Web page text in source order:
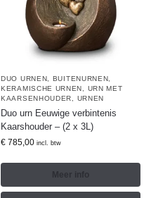
DUO URNEN BUITENURNEN
KERAMISCHE URNEN
URN MET
KAARSENHOUDER
URNEN
Duo urn Eeuwige verbintenis
Kaarshouder – (2 x 3L)
€ 785,00 incl. btw
Meer info